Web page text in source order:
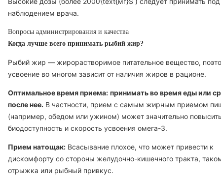
наблюдением врача.
Вопросы администрирования и качества
Когда лучше всего принимать рыбий жир?
Рыбий жир — жирорастворимое питательное вещество,
усвоение во многом зависит от наличия жиров в рационе.
Оптимальное время приема: принимать во время еды или
после нее. В частности, прием с самым жирным приемом
(например, обедом или ужином) может значительно
биодоступность и скорость усвоения омега-3.
Прием натощак: Всасывание плохое, что может привести к
дискомфорту со стороны желудочно-кишечного тракта,
отрыжка или рыбный привкус.